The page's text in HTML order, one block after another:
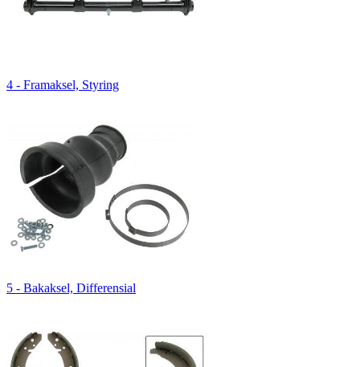
4 - Framaksel, Styring
5 - Bakaksel, Differensial